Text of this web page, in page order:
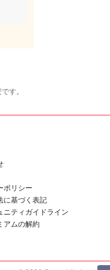
す。
ポリシー
に基づく表記
ニティガイドライン
アムの解約